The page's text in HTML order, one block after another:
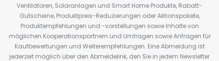
Ventilatoren, Solaranlagen und Smart Home Produkte, Rabatt-
Gutscheine, Produktpreis-Reduzierungen oder Aktionspakete,
Produktempfehlungen und -vorstellungen sowie Inhalte von
möglichen Kooperationspartnern und Umfragen sowie Anfragen für
Kaufbewertungen und Weiterempfehlungen. Eine Abmeldung ist
jederzeit möglich über den Abmeldelink, den Sie in jedem Newsletter